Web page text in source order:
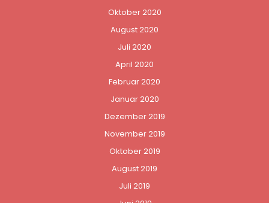
Oktober 2020
August 2020
Juli 2020
April 2020
Februar 2020
Januar 2020
Dezember 2019
November 2019
Oktober 2019
August 2019
Juli 2019